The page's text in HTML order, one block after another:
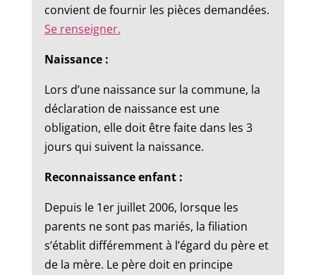
convient de fournir les pièces demandées.
Se renseigner.
Naissance :
Lors d’une naissance sur la commune, la
déclaration de naissance est une
obligation, elle doit être faite dans les 3
jours qui suivent la naissance.
Reconnaissance enfant :
Depuis le 1er juillet 2006, lorsque les
parents ne sont pas mariés, la filiation
s’établit différemment à l’égard du père et
de la mère. Le père doit en principe